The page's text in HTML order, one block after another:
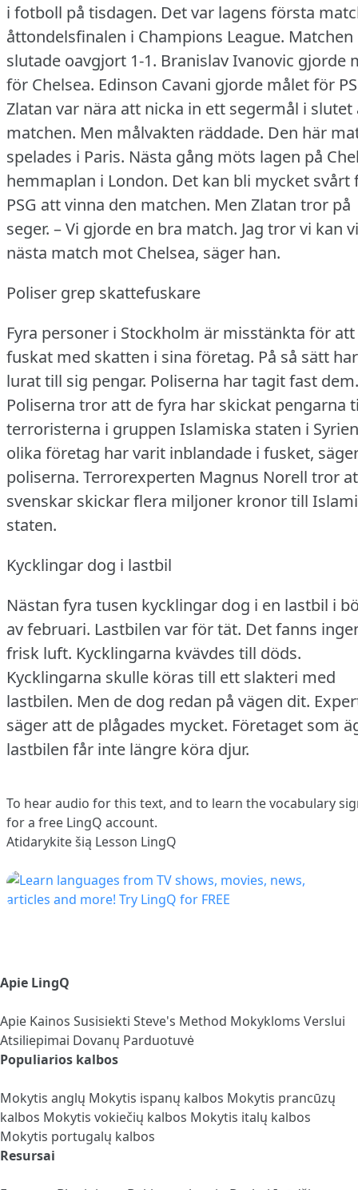
i fotboll på tisdagen. Det var lagens första
åttondelsfinalen i Champions League. Matchen
slutade oavgjort 1-1. Branislav Ivanovic gjorde
för Chelsea. Edinson Cavani gjorde målet för
Zlatan var nära att nicka in ett segermål i slutet
matchen. Men målvakten räddade. Den här
spelades i Paris. Nästa gång möts lagen på
hemmaplan i London. Det kan bli mycket svårt
PSG att vinna den matchen. Men Zlatan tror på
seger. – Vi gjorde en bra match. Jag tror vi kan
nästa match mot Chelsea, säger han.
Poliser grep skattefuskare
Fyra personer i Stockholm är misstänkta för
fuskat med skatten i sina företag. På så sätt
lurat till sig pengar. Poliserna har tagit fast dem.
Poliserna tror att de fyra har skickat pengarna
terroristerna i gruppen Islamiska staten i
olika företag har varit inblandade i fusket,
poliserna. Terrorexperten Magnus Norell tror
svenskar skickar flera miljoner kronor till
staten.
Kycklingar dog i lastbil
Nästan fyra tusen kycklingar dog i en lastbil i
av februari. Lastbilen var för tät. Det fanns
frisk luft. Kycklingarna kvävdes till döds.
Kycklingarna skulle köras till ett slakteri med
lastbilen. Men de dog redan på vägen dit.
säger att de plågades mycket. Företaget som
lastbilen får inte längre köra djur.
To hear audio for this text, and to learn the vocabulary
for a free LingQ account.
Atidarykite šią Lesson LingQ
Apie LingQ
Apie Kainos Susisiekti Steve's Method Mokykloms Verslui
Atsiliepimai Dovanų Parduotuvė
Populiarios kalbos
Mokytis anglų Mokytis ispanų kalbos Mokytis prancūzų
kalbos Mokytis vokiečių kalbos Mokytis italų kalbos
Mokytis portugalų kalbos
Resursai